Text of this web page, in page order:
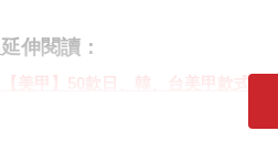
延伸閱讀：
【美甲】50款日、韓、台美甲款式圖